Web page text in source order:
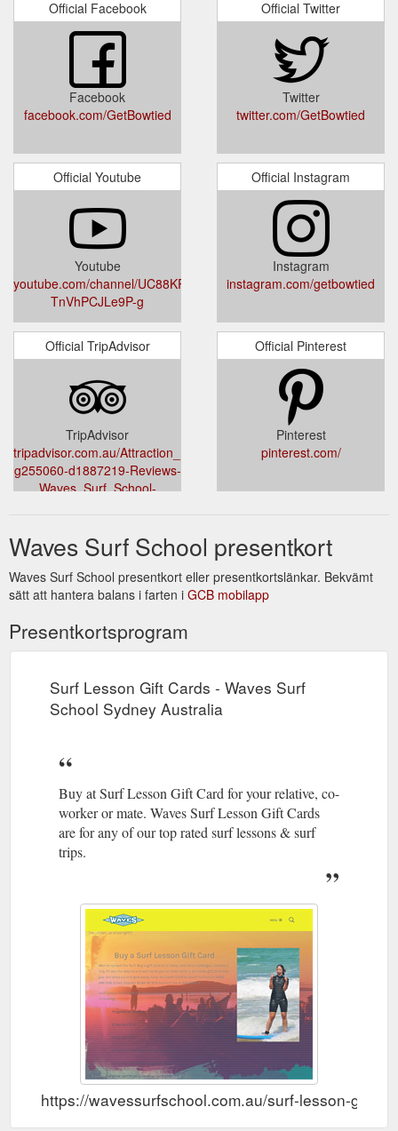
Official Facebook
Facebook
facebook.com/GetBowtied
Official Twitter
Twitter
twitter.com/GetBowtied
Official Youtube
Youtube
youtube.com/channel/UC88KP4HSF-
TnVhPCJLe9P-g
Official Instagram
Instagram
instagram.com/getbowtied
Official TripAdvisor
TripAdvisor
tripadvisor.com.au/Attraction_Review-
g255060-d1887219-Reviews-
Waves_Surf_School-
Official Pinterest
Pinterest
pinterest.com/
Waves Surf School presentkort
Waves Surf School presentkort eller presentkortslänkar. Bekvämt
sätt att hantera balans i farten i GCB mobilapp
Presentkortsprogram
Surf Lesson Gift Cards - Waves Surf
School Sydney Australia
Buy at Surf Lesson Gift Card for your relative, co-
worker or mate. Waves Surf Lesson Gift Cards
are for any of our top rated surf lessons & surf
trips.
https://wavessurfschool.com.au/surf-lesson-gift-